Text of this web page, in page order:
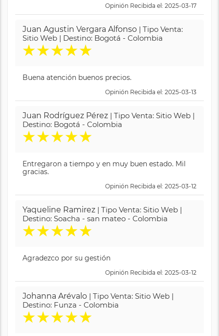
Opinión Recibida el: 2025-03-17
Juan Agustin Vergara Alfonso | Tipo Venta:
Sitio Web | Destino: Bogotá - Colombia
★★★★★
Buena atención buenos precios.
Opinión Recibida el: 2025-03-13
Juan Rodríguez Pérez | Tipo Venta: Sitio Web |
Destino: Bogotá - Colombia
★★★★★
Entregaron a tiempo y en muy buen estado. Mil
gracias.
Opinión Recibida el: 2025-03-12
Yaqueline Ramirez | Tipo Venta: Sitio Web |
Destino: Soacha - san mateo - Colombia
★★★★★
Agradezco por su gestión
Opinión Recibida el: 2025-03-12
Johanna Arévalo | Tipo Venta: Sitio Web |
Destino: Funza - Colombia
★★★★★